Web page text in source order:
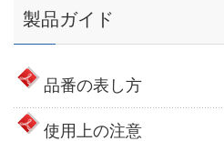
製品ガイド
品番の表し方
使用上の注意